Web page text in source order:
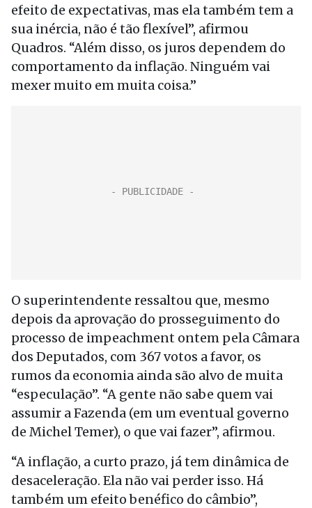
efeito de expectativas, mas ela também tem a
sua inércia, não é tão flexível”, afirmou
Quadros. “Além disso, os juros dependem do
comportamento da inflação. Ninguém vai
mexer muito em muita coisa.”
O superintendente ressaltou que, mesmo
depois da aprovação do prosseguimento do
processo de impeachment ontem pela Câmara
dos Deputados, com 367 votos a favor, os
rumos da economia ainda são alvo de muita
“especulação”. “A gente não sabe quem vai
assumir a Fazenda (em um eventual governo
de Michel Temer), o que vai fazer”, afirmou.
“A inflação, a curto prazo, já tem dinâmica de
desaceleração. Ela não vai perder isso. Há
também um efeito benéfico do câmbio”,